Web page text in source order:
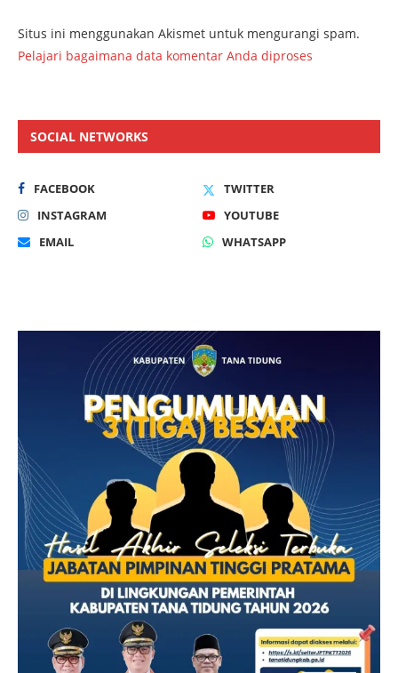
Situs ini menggunakan Akismet untuk mengurangi spam.
Pelajari bagaimana data komentar Anda diproses
SOCIAL NETWORKS
FACEBOOK
TWITTER
INSTAGRAM
YOUTUBE
EMAIL
WHATSAPP